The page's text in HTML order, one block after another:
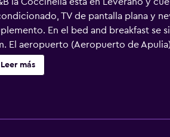
TV de pantalla plana y
En el bed and breakfast se
El aeropuerto (Aeropuerto de
Leer más